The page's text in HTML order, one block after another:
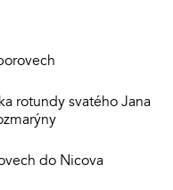
rotundy svatého Jana
do Nicova